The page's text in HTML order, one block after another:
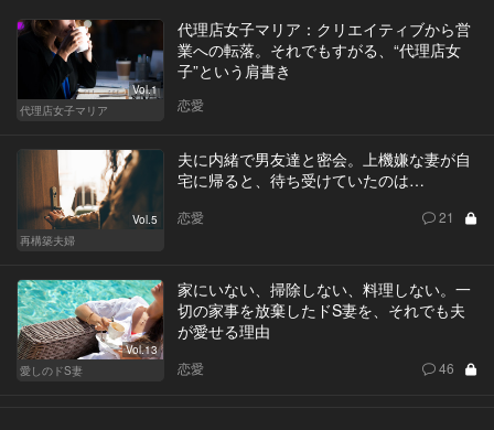
Vol.1
代理店女子マリア
代理店女子マリア：クリエイティブから営
業への転落。それでもすがる、“代理店女
子”という肩書き
恋愛
Vol.5
再構築夫婦
夫に内緒で男友達と密会。上機嫌な妻が自
宅に帰ると、待ち受けていたのは…
恋愛 21
Vol.13
愛しのドS妻
家にいない、掃除しない、料理しない。一
切の家事を放棄したドS妻を、それでも夫
が愛せる理由
恋愛 46